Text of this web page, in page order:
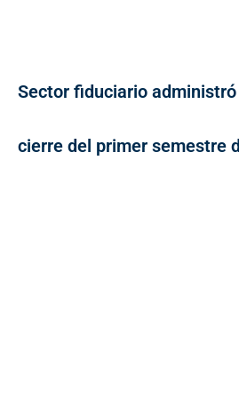
Sector fiduciario
cierre del primer semestre